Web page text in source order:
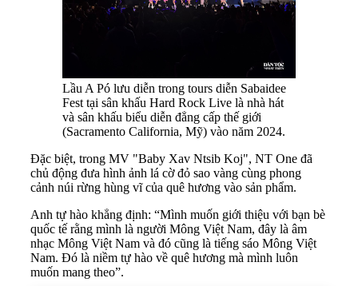
Lầu A Pó lưu diễn trong tours diễn Sabaidee
Fest tại sân khấu Hard Rock Live là nhà hát
và sân khấu biểu diễn đẳng cấp thế giới
(Sacramento California, Mỹ) vào năm 2024.
Đặc biệt, trong MV "Baby Xav Ntsib Koj", NT One đã
chủ động đưa hình ảnh lá cờ đỏ sao vàng cùng phong
cảnh núi rừng hùng vĩ của quê hương vào sản phẩm.
Anh tự hào khẳng định: “Mình muốn giới thiệu với bạn bè
quốc tế rằng mình là người Mông Việt Nam, đây là âm
nhạc Mông Việt Nam và đó cũng là tiếng sáo Mông Việt
Nam. Đó là niềm tự hào về quê hương mà mình luôn
muốn mang theo”.